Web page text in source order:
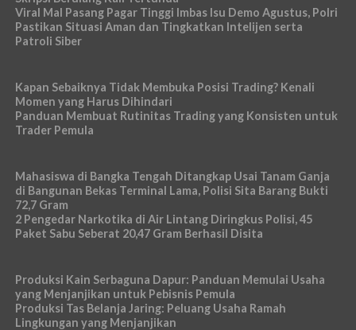
Viral Mal Pasang Pagar Tinggi Imbas Isu Demo Agustus, Polri
Pastikan Situasi Aman dan Tingkatkan Intelijen serta
Patroli Siber
Kapan Sebaiknya Tidak Membuka Posisi Trading? Kenali
Momen yang Harus Dihindari
Panduan Membuat Rutinitas Trading yang Konsisten untuk
Trader Pemula
Mahasiswa di Bangka Tengah Ditangkap Usai Tanam Ganja
di Bangunan Bekas Terminal Lama, Polisi Sita Barang Bukti
72,7 Gram
2 Pengedar Narkotika di Air Lintang Diringkus Polisi, 45
Paket Sabu Seberat 20,47 Gram Berhasil Disita
Produksi Kain Serbaguna Dapur: Panduan Memulai Usaha
yang Menjanjikan untuk Pebisnis Pemula
Produksi Tas Belanja Jaring: Peluang Usaha Ramah
Lingkungan yang Menjanjikan